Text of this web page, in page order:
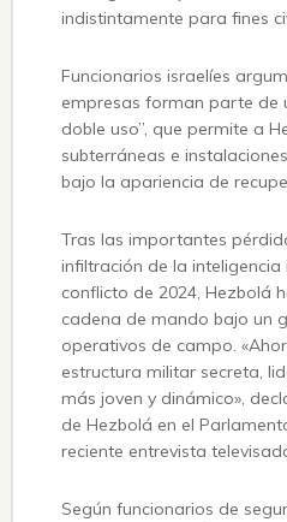
indistintamente para fines
Funcionarios israelíes
empresas forman parte de
doble uso”, que permite a
subterráneas e
bajo la apariencia de
Tras las importantes
infiltración de la inteligencia
conflicto de 2024, Hezbolá
cadena de mando bajo un
operativos de campo.
estructura militar secreta,
más joven y dinámico»,
de Hezbolá en el
reciente entrevista
Según funcionarios de